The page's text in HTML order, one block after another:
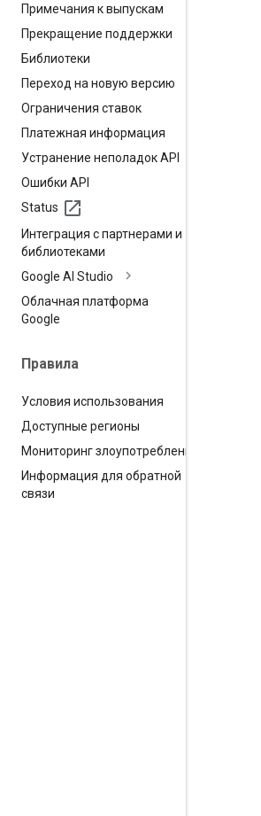
Примечания к выпускам
Прекращение поддержки
Библиотеки
Переход на новую версию
Ограничения ставок
Платежная информация
Устранение неполадок API
Ошибки API
Status
Интеграция с партнерами и
библиотеками
Google AI Studio
Облачная платформа
Google
Правила
Условия использования
Доступные регионы
Мониторинг злоупотреблений
Информация для обратной
связи